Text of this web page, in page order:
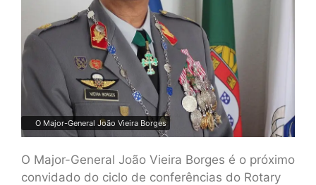
O Major-General João Vieira Borges
O Major-General João Vieira Borges é o próximo
convidado do ciclo de conferências do Rotary